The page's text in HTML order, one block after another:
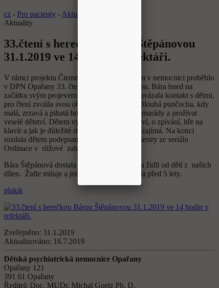
cz - Pro pacienty - Aktuality
Aktuality
33.čtení s herečkou Bárou Štěpánovou
31.1.2019 ve 14 hodin v refektáři.
V rámci projektu Čteme s přáteli ddětem etem v nemocnici proběhlo
v DPN Opařany 33. čtení s Bárou Štěpánovou. Bára hned na
začátku svým projevem a bezprostředností navázala kontakt s dětmi,
pro čtení zvolila svou oblíbenou knihu Pipi Dlouhá punčocha, kdy
malá, zrzavá a pihatá holka může mít také kamarády a prožívat
veselé dětství. Dětem vyprávěla o svém dětství, o zpívání, hře na
klavír a jak je důležité dělat to, co nás baví a zajímá. Na konci
rozdala dětem podepsanou fotografii vrchní sestry ze seriálu
Ordinace v růžové zahradě Babety Trefné.
Bára Štěpánová dostala dárkem repasovanou židli od dětí z našich
dílen. Židle miluje a jednu už si u nás koupila před 5 lety.
plakát
Zveřejněno: 31.1.2019
Aktualizováno: 16.7.2019
Dětská psychiatrická nemocnice Opařany
Opařany 121
391 61 Opařany
Ředitel: Doc. MUDr. Michal Goetz Ph. D.